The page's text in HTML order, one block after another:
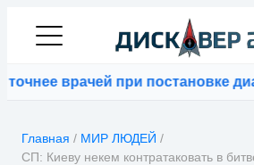
врачей при постановке
Главная / МИР ЛЮДЕЙ /
СП: Киеву некем контратаковать в